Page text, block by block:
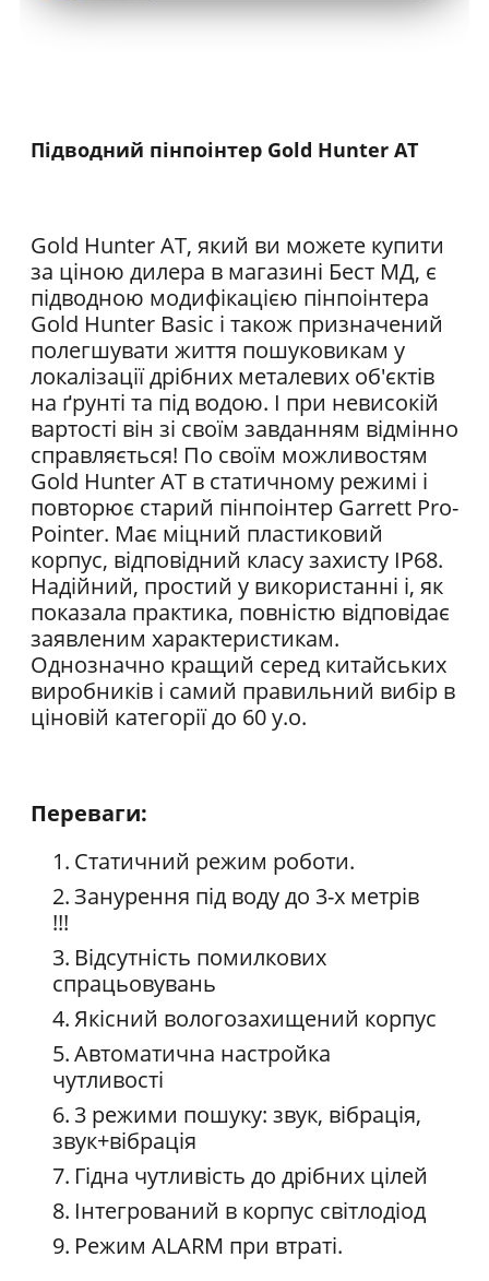
Підводний пінпоінтер Gold Hunter AT
Gold Hunter AT, який ви можете купити
за ціною дилера в магазині Бест МД, є
підводною модифікацією пінпоінтера
Gold Hunter Basic і також призначений
полегшувати життя пошуковикам у
локалізації дрібних металевих об'єктів
на ґрунті та під водою. І при невисокій
вартості він зі своїм завданням відмінно
справляється! По своїм можливостям
Gold Hunter AT в статичному режимі і
повторює старий пінпоінтер Garrett Pro-
Pointer. Має міцний пластиковий
корпус, відповідний класу захисту IP68.
Надійний, простий у використанні і, як
показала практика, повністю відповідає
заявленим характеристикам.
Однозначно кращий серед китайських
виробників і самий правильний вибір в
ціновій категорії до 60 у.о.
Переваги:
Статичний режим роботи.
Занурення під воду до 3-х метрів
!!!
Відсутність помилкових
спрацьовувань
Якісний вологозахищений корпус
Автоматична настройка
чутливості
3 режими пошуку: звук, вібрація,
звук+вібрація
Гідна чутливість до дрібних цілей
Інтегрований в корпус світлодіод
Режим ALARM при втраті.